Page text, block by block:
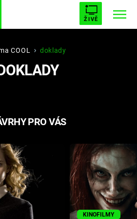
ŽIVĚ
BUFFY, PŘEMOŽITELKA UPÍRŮ
AVENGERS 5
COOL doklady
PRO VÁS
KINOFILMY